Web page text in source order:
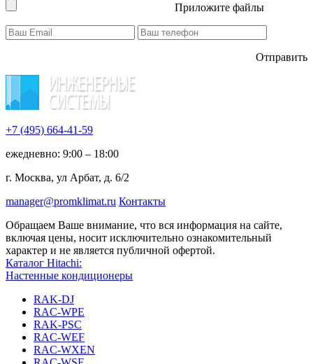
Приложите файлы
Отправить
+7 (495) 664-41-59
ежедневно: 9:00 – 18:00
г. Москва, ул Арбат, д. 6/2
manager@promklimat.ru Контакты
Обращаем Ваше внимание, что вся информация на сайте,
включая цены, носит исключительно ознакомительный
характер и не является публичной офертой.
Каталог Hitachi:
Настенные кондиционеры
RAK-DJ
RAC-WPE
RAK-PSC
RAC-WEF
RAC-WXEN